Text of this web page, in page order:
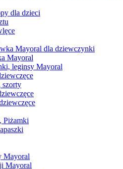
dla dzieci
Mayoral dla dziewczynki
Mayoral
leginsy Mayoral
szorty
Piżamki
Mayoral
Mayoral